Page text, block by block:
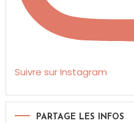
Suivre sur Instagram
PARTAGE LES INFOS